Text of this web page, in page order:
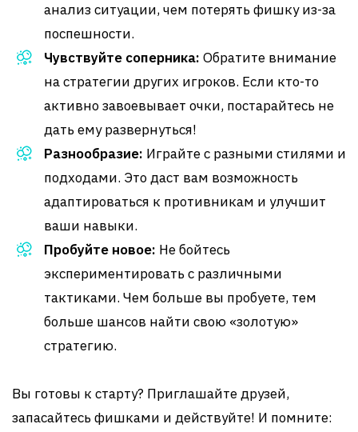
анализ ситуации, чем потерять фишку из-за
поспешности.
Чувствуйте соперника: Обратите внимание
на стратегии других игроков. Если кто-то
активно завоевывает очки, постарайтесь не
дать ему развернуться!
Разнообразие: Играйте с разными стилями и
подходами. Это даст вам возможность
адаптироваться к противникам и улучшит
ваши навыки.
Пробуйте новое: Не бойтесь
экспериментировать с различными
тактиками. Чем больше вы пробуете, тем
больше шансов найти свою «золотую»
стратегию.
Вы готовы к старту? Приглашайте друзей,
запасайтесь фишками и действуйте! И помните: